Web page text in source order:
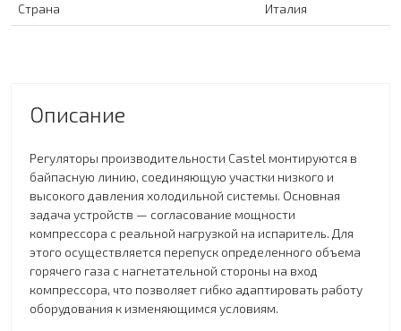
Страна Италия
Описание
Регуляторы производительности Castel монтируются в
байпасную линию, соединяющую участки низкого и
высокого давления холодильной системы. Основная
задача устройств — согласование мощности
компрессора с реальной нагрузкой на испаритель. Для
этого осуществляется перепуск определенного объема
горячего газа с нагнетательной стороны на вход
компрессора, что позволяет гибко адаптировать работу
оборудования к изменяющимся условиям.